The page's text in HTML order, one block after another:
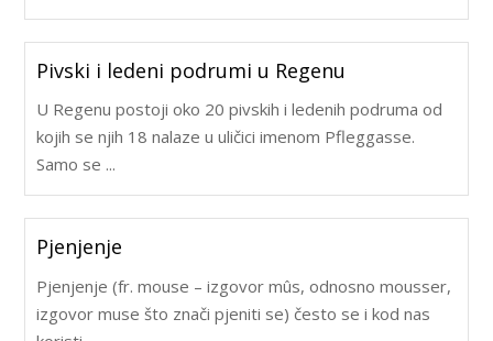
Pivski i ledeni podrumi u Regenu
U Regenu postoji oko 20 pivskih i ledenih podruma od
kojih se njih 18 nalaze u uličici imenom Pfleggasse.
Samo se ...
Pjenjenje
Pjenjenje (fr. mouse – izgovor mûs, odnosno mousser,
izgovor muse što znači pjeniti se) često se i kod nas